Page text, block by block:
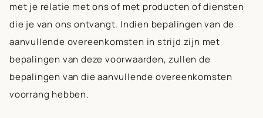
met je relatie met ons of met producten of diensten
die je van ons ontvangt. Indien bepalingen van de
aanvullende overeenkomsten in strijd zijn met
bepalingen van deze voorwaarden, zullen de
bepalingen van die aanvullende overeenkomsten
voorrang hebben.